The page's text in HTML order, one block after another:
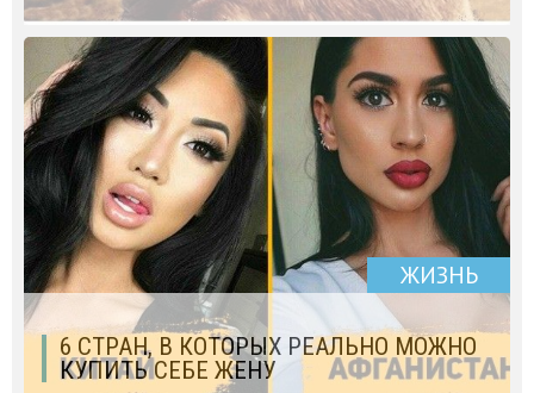
ЖИЗНЬ
6 СТРАН, В КОТОРЫХ РЕАЛЬНО МОЖНО
КУПИТЬ СЕБЕ ЖЕНУ